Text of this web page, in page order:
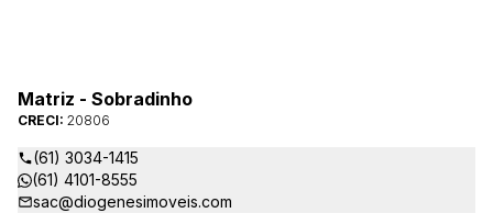
Matriz - Sobradinho
CRECI: 20806
(61) 3034-1415
(61) 4101-8555
sac@diogenesimoveis.com